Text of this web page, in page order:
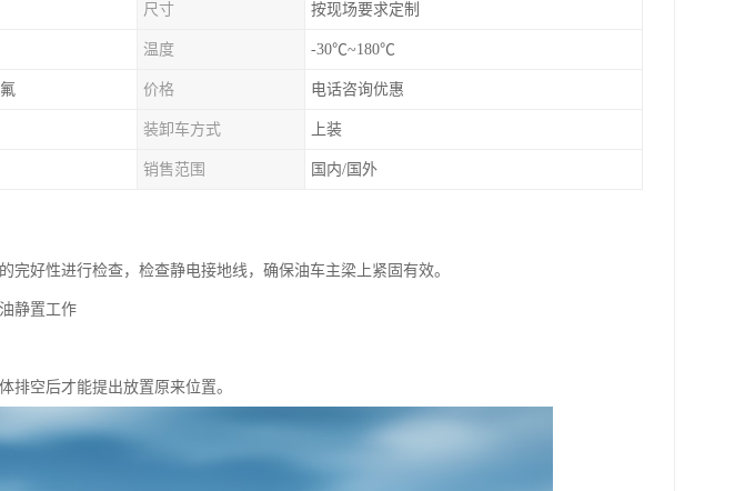
尺寸 按现场要求定制
温度 -30℃~180℃
价格 电话咨询优惠
装卸车方式 上装
销售范围 国内/国外
完好性进行检查，检查静电接地线，确保油车主梁上紧固有效。
静置工作
排空后才能提出放置原来位置。